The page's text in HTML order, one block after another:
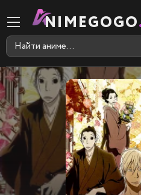
NIMEGOGO